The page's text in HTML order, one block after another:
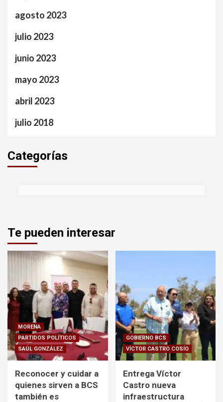
agosto 2023
julio 2023
junio 2023
mayo 2023
abril 2023
julio 2018
Categorías
Te pueden interesar
MORENA
PARTIDOS POLÍTICOS
SAÚL GONZÁLEZ
Reconocer y cuidar a
quienes sirven a BCS
también es
GOBIERNO BCS
VÍCTOR CASTRO COSÍO
Entrega Víctor
Castro nueva
infraestructura